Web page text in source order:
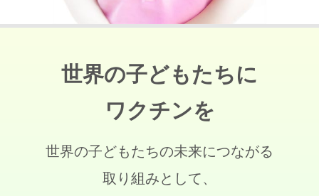
世界の子どもたちに
ワクチンを
世界の子どもたちの未来につながる
取り組みとして、